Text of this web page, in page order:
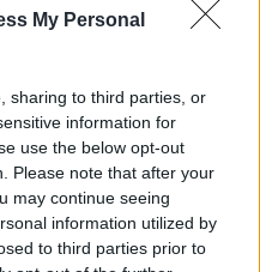
My Personal
sharing to third parties, or
information for
use the below opt-out
Please note that after your
may continue seeing
information utilized by
to third parties prior to